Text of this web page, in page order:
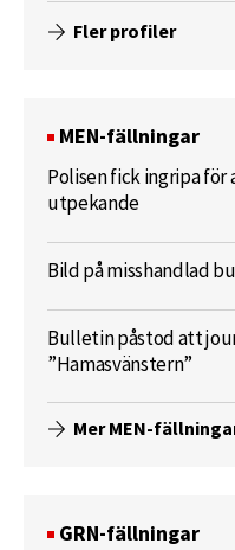
Fler profiler
MEN-fällningar
Polisen fick ingripa
utpekande
Bild på misshandlad
Bulletin påstod att
”Hamasvänstern”
Mer MEN-
GRN-fällningar